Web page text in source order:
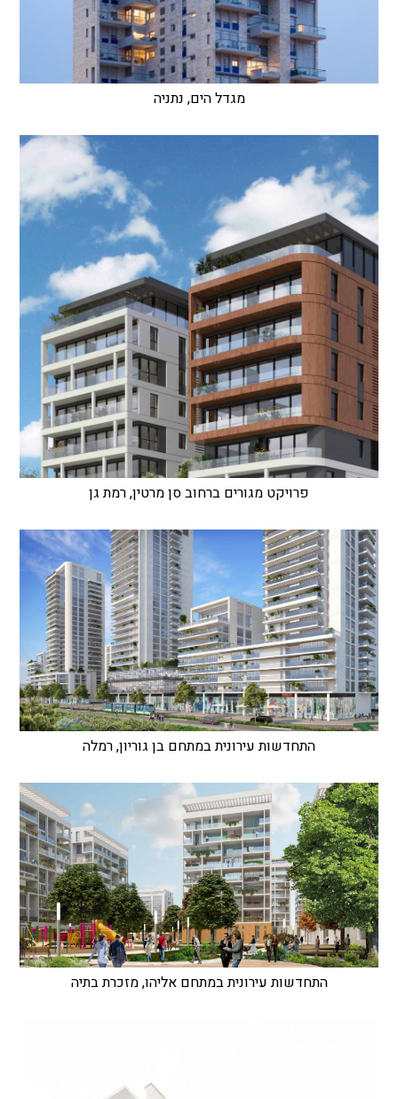
מגדל הים, נתניה
פרויקט מגורים ברחוב סן מרטין, רמת גן
התחדשות עירונית במתחם בן גוריון, רמלה
התחדשות עירונית במתחם אליהו, מזכרת בתיה